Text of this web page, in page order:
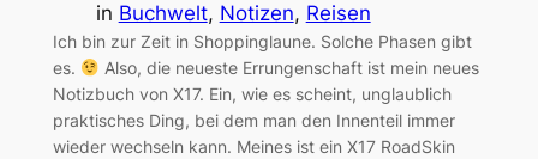
in Buchwelt, Notizen, Reisen
Ich bin zur Zeit in Shoppinglaune. Solche Phasen gibt
es.
Also, die neueste Errungenschaft ist mein neues
Notizbuch von X17. Ein, wie es scheint, unglaublich
praktisches Ding, bei dem man den Innenteil immer
wieder wechseln kann. Meines ist ein X17 RoadSkin